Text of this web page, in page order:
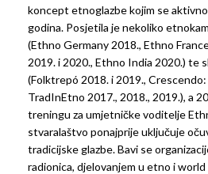
koncept etnoglazbe kojim se
godina. Posjetila je nekoliko
(Ethno Germany 2018., Ethno
2019. i 2020., Ethno India 2020.) te
(Folktrepó 2018. i 2019.,
TradInEtno 2017., 2018., 2019.), a
treningu za umjetničke voditelje
stvaralaštvo ponajprije uključuje
tradicijske glazbe. Bavi se
radionica, djelovanjem u etno i